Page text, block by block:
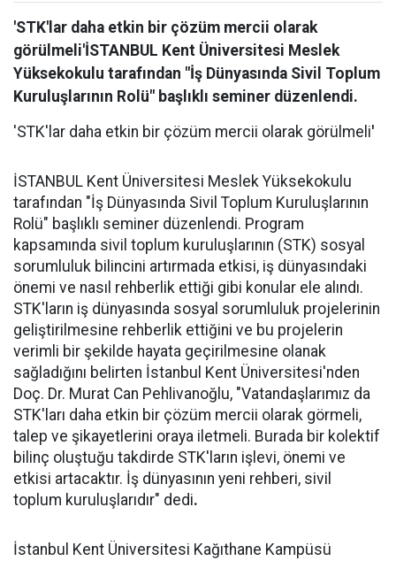
'STK'lar daha etkin bir çözüm mercii olarak
görülmeli'İSTANBUL Kent Üniversitesi Meslek
Yüksekokulu tarafından "İş Dünyasında Sivil Toplum
Kuruluşlarının Rolü" başlıklı seminer düzenlendi.
'STK'lar daha etkin bir çözüm mercii olarak görülmeli'
İSTANBUL Kent Üniversitesi Meslek Yüksekokulu
tarafından "İş Dünyasında Sivil Toplum Kuruluşlarının
Rolü" başlıklı seminer düzenlendi. Program
kapsamında sivil toplum kuruluşlarının (STK) sosyal
sorumluluk bilincini artırmada etkisi, iş dünyasındaki
önemi ve nasıl rehberlik ettiği gibi konular ele alındı.
STK'ların iş dünyasında sosyal sorumluluk projelerinin
geliştirilmesine rehberlik ettiğini ve bu projelerin
verimli bir şekilde hayata geçirilmesine olanak
sağladığını belirten İstanbul Kent Üniversitesi'nden
Doç. Dr. Murat Can Pehlivanoğlu, "Vatandaşlarımız da
STK'ları daha etkin bir çözüm mercii olarak görmeli,
talep ve şikayetlerini oraya iletmeli. Burada bir kolektif
bilinç oluştuğu takdirde STK'ların işlevi, önemi ve
etkisi artacaktır. İş dünyasının yeni rehberi, sivil
toplum kuruluşlarıdır" dedi.
İstanbul Kent Üniversitesi Kağıthane Kampüsü